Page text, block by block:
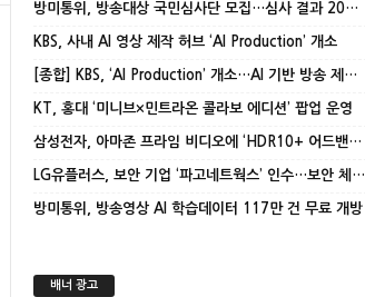
방미통위, 방송대상 국민심사단 모집…심사 결과 20% 반영
KBS, 사내 AI 영상 제작 허브 ‘AI Production’ 개소
[종합] KBS, ‘AI Production’ 개소…AI 기반 방송 제작 본격화
KT, 홍대 ‘미니브×민트라온 콜라보 에디션’ 팝업 운영
삼성전자, 아마존 프라임 비디오에 ‘HDR10+ 어드밴스드’ 적용
LG유플러스, 보안 기업 ‘파고네트웍스’ 인수…보안 체계 고도화
방미통위, 방송영상 AI 학습데이터 117만 건 무료 개방
배너 광고